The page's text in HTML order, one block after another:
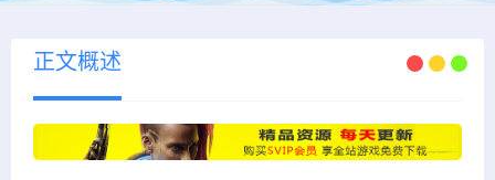
正文概述